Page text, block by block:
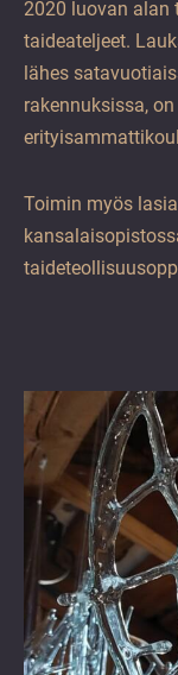
2020 luovan alan
taideateljeet.
lähes
rakennuksissa,
Toimin myös